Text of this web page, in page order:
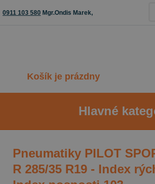
0911 103 580 Mgr.Ondis Marek,
Košík je prázdny
Hlavné
Pneumatiky PILOT
R 285/35 R19 - Index